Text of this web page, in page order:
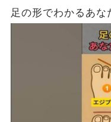
足の形でわかるあな